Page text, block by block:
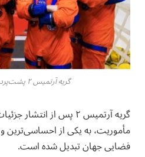
گریه آرتمیس ۲ پشت‌پرده ترسناک دارد؟
گریه آرتمیس ۲ پس از
مأموریت، به یکی از
فضایی جهان تبدیل شده است.